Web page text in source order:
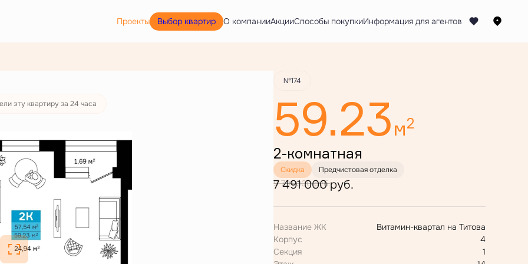
Проекты Выбор квартир О компанииАкцииСпособы покупки Забронировать
эту квартиру за 24 часа
№174
59.23м2
2-комнатная
Скидка Предчистовая отделка
9 791 000 руб.
7 491 000 руб.
Название ЖК
Витамин-квартал на Титова
Корпус
4
Секция
1